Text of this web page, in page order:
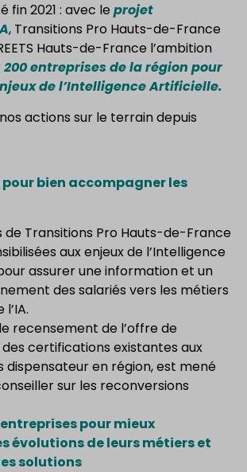
fin 2021 : avec le projet
, Transitions Pro Hauts-de-France
Hauts-de-France l’ambition
200 entreprises de la région pour
de l’Intelligence Artificielle.
actions sur le terrain depuis
bien accompagner les
de Transitions Pro Hauts-de-France
aux enjeux de l’Intelligence
assurer une information et un
des salariés vers les métiers
recensement de l’offre de
certifications existantes aux
dispensateur en région, est mené
sur les reconversions
pour mieux
évolutions de leurs métiers et
solutions